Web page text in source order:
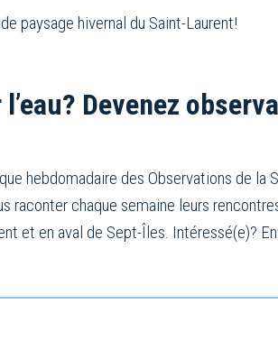
paysage hivernal du Saint-Laurent!
Devenez
hebdomadaire des Observations de
raconter chaque semaine leurs
et en aval de Sept-Îles. Intéressé(e)?